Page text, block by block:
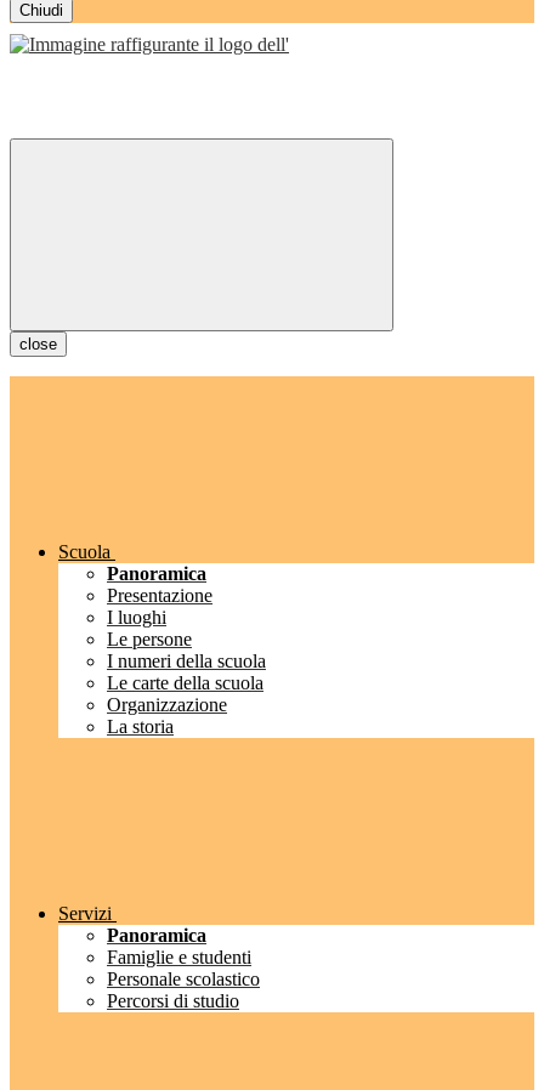
Chiudi
close
Scuola
Panoramica
Presentazione
I luoghi
Le persone
I numeri della scuola
Le carte della scuola
Organizzazione
La storia
Servizi
Panoramica
Famiglie e studenti
Personale scolastico
Percorsi di studio